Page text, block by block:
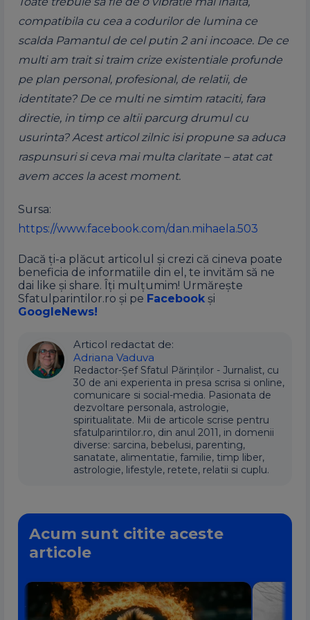
compatibila cu cea a codurilor de lumina ce
scalda Pamantul de cel putin 2 ani incoace. De ce
multi am trait si traim crize existentiale profunde
pe plan personal, profesional, de relatii, de
identitate? De ce multi ne simtim rataciti, fara
directie, in timp ce altii parcurg drumul cu
usurinta? Acest articol zilnic isi propune sa aduca
raspunsuri si ceva mai multa claritate – atat cat
avem acces la acest moment.
Sursa:
https://www.facebook.com/dan.mihaela.503
Dacă ți-a plăcut articolul și crezi că cineva poate
beneficia de informatiile din el, te invităm să ne
dai like și share. Îți mulțumim! Urmărește
Sfatulparintilor.ro și pe Facebook și
GoogleNews!
Articol redactat de:
Adriana Vaduva
Redactor-Șef Sfatul Părinților - Jurnalist, cu
30 de ani experienta in presa scrisa si online,
comunicare si social-media. Pasionata de
dezvoltare personala, astrologie,
spiritualitate. Mii de articole scrise pentru
sfatulparintilor.ro, din anul 2011, in domenii
diverse: sarcina, bebelusi, parenting,
sanatate, alimentatie, familie, timp liber,
astrologie, lifestyle, retete, relatii si cuplu.
Acum sunt citite aceste
articole